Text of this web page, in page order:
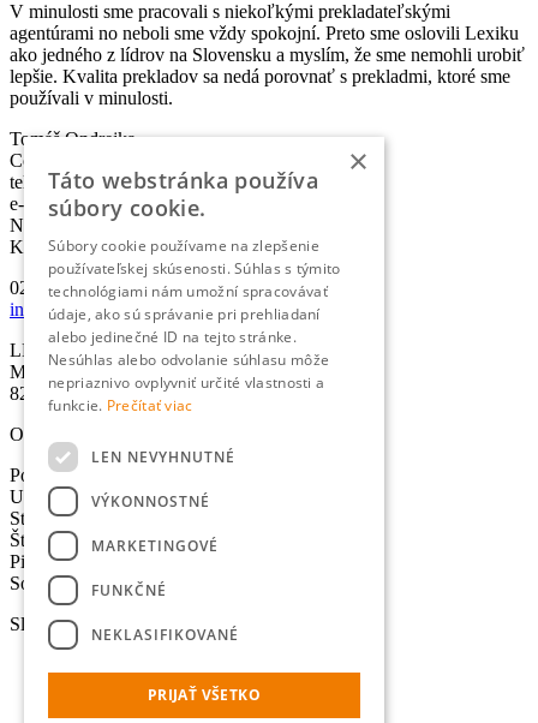
V minulosti sme pracovali s niekoľkými prekladateľskými
agentúrami no neboli sme vždy spokojní. Preto sme oslovili Lexiku
ako jedného z lídrov na Slovensku a myslím, že sme nemohli urobiť
lepšie. Kvalita prekladov sa nedá porovnať s prekladmi, ktoré sme
používali v minulosti.
Tomáš Ondrejka
Co-founder & Head of Marketing
telefón: +421 2 5010 6700
e-mail: info@lexika.sk
Nájdete nás:
Kontakty
02/501 067 00
info@lexika.sk
LEXIKA s.r.o.
Miletičova 21
821 09 Bratislava
Otváracie hodiny
Pondelok: 8:30-17:00 hod.
Utorok: 8:30-17:00 hod.
Streda: 8:30-17:00 hod.
Štvrtok: 8:30-17:00 hod.
Piatok: 8:30-17:00 hod.
Sobota - Nedeľa: Zatvorené
Služby
Úradné preklady
×
Táto webstránka používa
súbory cookie.
Súbory cookie používame na zlepšenie
používateľskej skúsenosti. Súhlas s týmito
technológiami nám umožní spracovávať
údaje, ako sú správanie pri prehliadaní
alebo jedinečné ID na tejto stránke.
Nesúhlas alebo odvolanie súhlasu môže
nepriaznivo ovplyvniť určité vlastnosti a
funkcie. Prečítať viac
LEN NEVYHNUTNÉ
VÝKONNOSTNÉ
MARKETINGOVÉ
FUNKČNÉ
NEKLASIFIKOVANÉ
PRIJAŤ VŠETKO